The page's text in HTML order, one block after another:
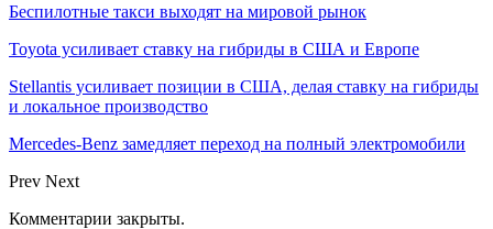
Беспилотные такси выходят на мировой рынок
Toyota усиливает ставку на гибриды в США и Европе
Stellantis усиливает позиции в США, делая ставку на гибриды
и локальное производство
Mercedes-Benz замедляет переход на полный электромобили
Prev Next
Комментарии закрыты.